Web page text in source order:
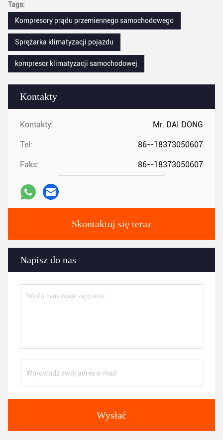
Kontakty
Kontakty: Mr. DAI DONG
Tel: 86--18373050607
Faks: 86--18373050607
Skontaktuj się teraz
Napisz do nas
Wysłać
Tags:
Kompresory prądu przemiennego samochodowego
Sprężarka klimatyzacji pojazdu
kompresor klimatyzacji samochodowej